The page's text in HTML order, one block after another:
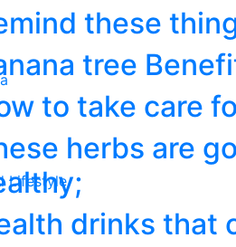
Lifestyle
these
tree
to take care
herbs are
drinks that